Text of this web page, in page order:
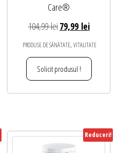
Care®
104,99leiPrețul
inițial
a
fost:
104,99 lei.
79,99 leiPrețul
curent
este:
PRODUSE DE SĂNĂTATE, VITALITATE
Solicit produsul !
Reduceri!